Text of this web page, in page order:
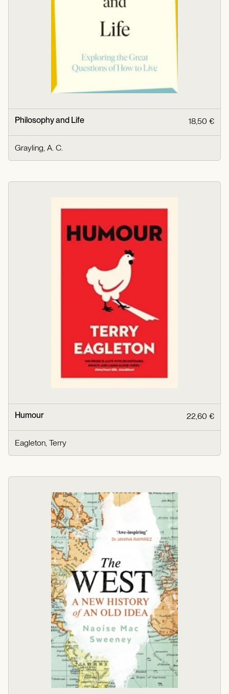
Philosophy and Life 18,50 €
Grayling, A. C.
Humour 22,60 €
Eagleton, Terry